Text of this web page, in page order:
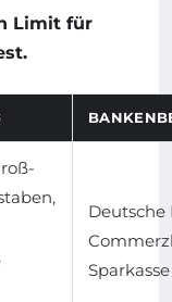
Limit für
Deutsche
Sparkasse